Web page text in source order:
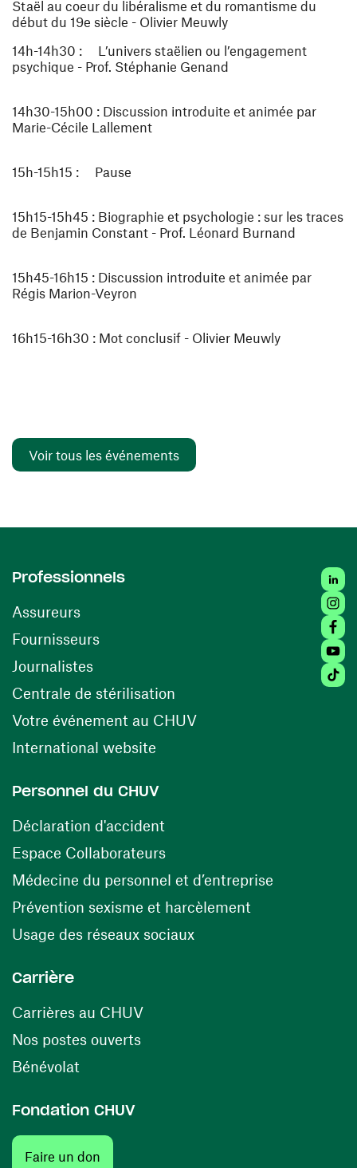
Staël au coeur du libéralisme et du romantisme du
début du 19e siècle - Olivier Meuwly
14h-14h30 : L’univers staëlien ou l’engagement
psychique - Prof. Stéphanie Genand
14h30-15h00 : Discussion introduite et animée par
Marie-Cécile Lallement
15h-15h15 : Pause
15h15-15h45 : Biographie et psychologie : sur les traces
de Benjamin Constant - Prof. Léonard Burnand
15h45-16h15 : Discussion introduite et animée par
Régis Marion-Veyron
16h15-16h30 : Mot conclusif - Olivier Meuwly
Voir tous les événements
Professionnels
Assureurs
Fournisseurs(ouvre une nouvelle fenêtre)
Journalistes
Centrale de stérilisation (ouvre une nouvelle
Votre événement au CHUV(ouvre une nouvelle
International website
Personnel du CHUV
Déclaration d'accident
Espace Collaborateurs(ouvre une nouvelle fenêtre)
Médecine du personnel et d’entreprise
Prévention sexisme et harcèlement
Usage des réseaux sociaux(ouvre une nouvelle
Carrière
Carrières au CHUV(ouvre une nouvelle fenêtre)
Nos postes ouverts(ouvre une nouvelle fenêtre)
Bénévolat
Fondation CHUV
Faire un don